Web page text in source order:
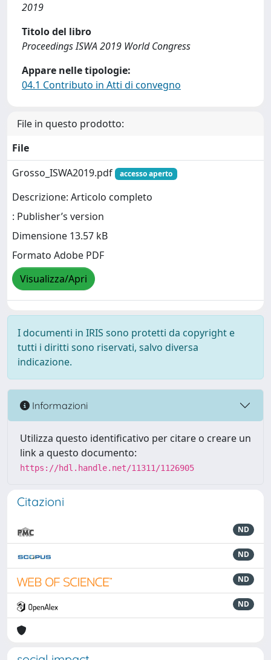
2019
Titolo del libro
Proceedings ISWA 2019 World Congress
Appare nelle tipologie:
04.1 Contributo in Atti di convegno
File in questo prodotto:
File
Grosso_ISWA2019.pdf
accesso aperto
Descrizione: Articolo completo
: Publisher’s version
Dimensione 13.57 kB
Formato Adobe PDF
Visualizza/Apri
I documenti in IRIS sono protetti da copyright e
tutti i diritti sono riservati, salvo diversa
indicazione.
Informazioni
Utilizza questo identificativo per citare o creare un
link a questo documento:
https://hdl.handle.net/11311/1126905
Citazioni
ND
ND
ND
ND